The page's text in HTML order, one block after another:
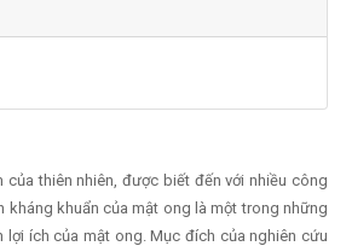
Content
thiên nhiên, được biết đến với nhiều công
kháng khuẩn của mật ong là một trong những
lợi ích của mật ong. Mục đích của nghiên cứu